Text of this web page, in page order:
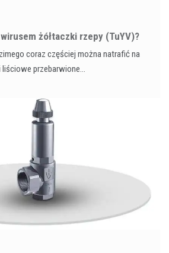
żółtaczki rzepy (TuYV)?
coraz częściej można natrafić na
liściowe przebarwione…